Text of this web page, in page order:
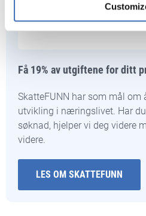
Få 19% av utgiftene for ditt
SkatteFUNN har som mål om
utvikling i næringslivet. Har
søknad, hjelper vi deg videre
videre.
LES OM SKATTEFUNN